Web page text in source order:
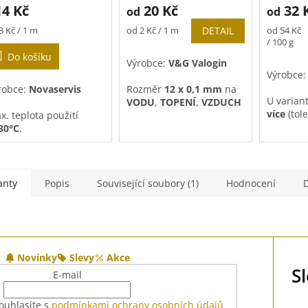
Kč
Kč / 1 m
Do košíku
Novaservis
teplota použití
.
produktu
5
od 20 Kč
Měrná
od 2 Kč / 1 m DETAIL
Výrobce:V&G Valogin
Rozměr 12 x 0,1 mm na
VODU, TOPENÍ, VZDUCH
VODU,TOPENÍ,
od 32
Měrná
cena:
od 54 Kč
/ 100 g
Výrobce:
U
více
Popis Související soubory (1) Hodnocení
Novinky Slevy
Akce
E-mail
s podmínkami ochrany osobních údajů